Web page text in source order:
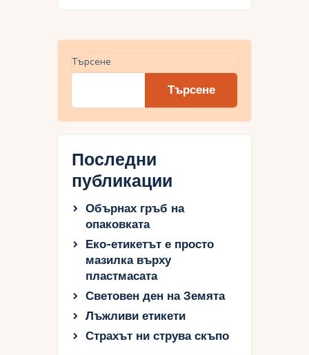
Търсене
Търсене
Последни
публикации
Обърнах гръб на
опаковката
Еко-етикетът е просто
мазилка върху
пластмасата
Световен ден на Земята
Лъжливи етикети
Страхът ни струва скъпо